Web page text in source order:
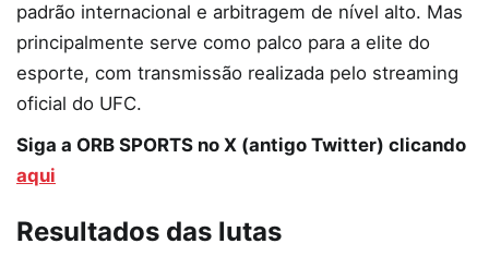
padrão internacional e arbitragem de nível alto. Mas
principalmente serve como palco para a elite do
esporte, com transmissão realizada pelo streaming
oficial do UFC.
Siga a ORB SPORTS no X (antigo Twitter) clicando
aqui
Resultados das lutas